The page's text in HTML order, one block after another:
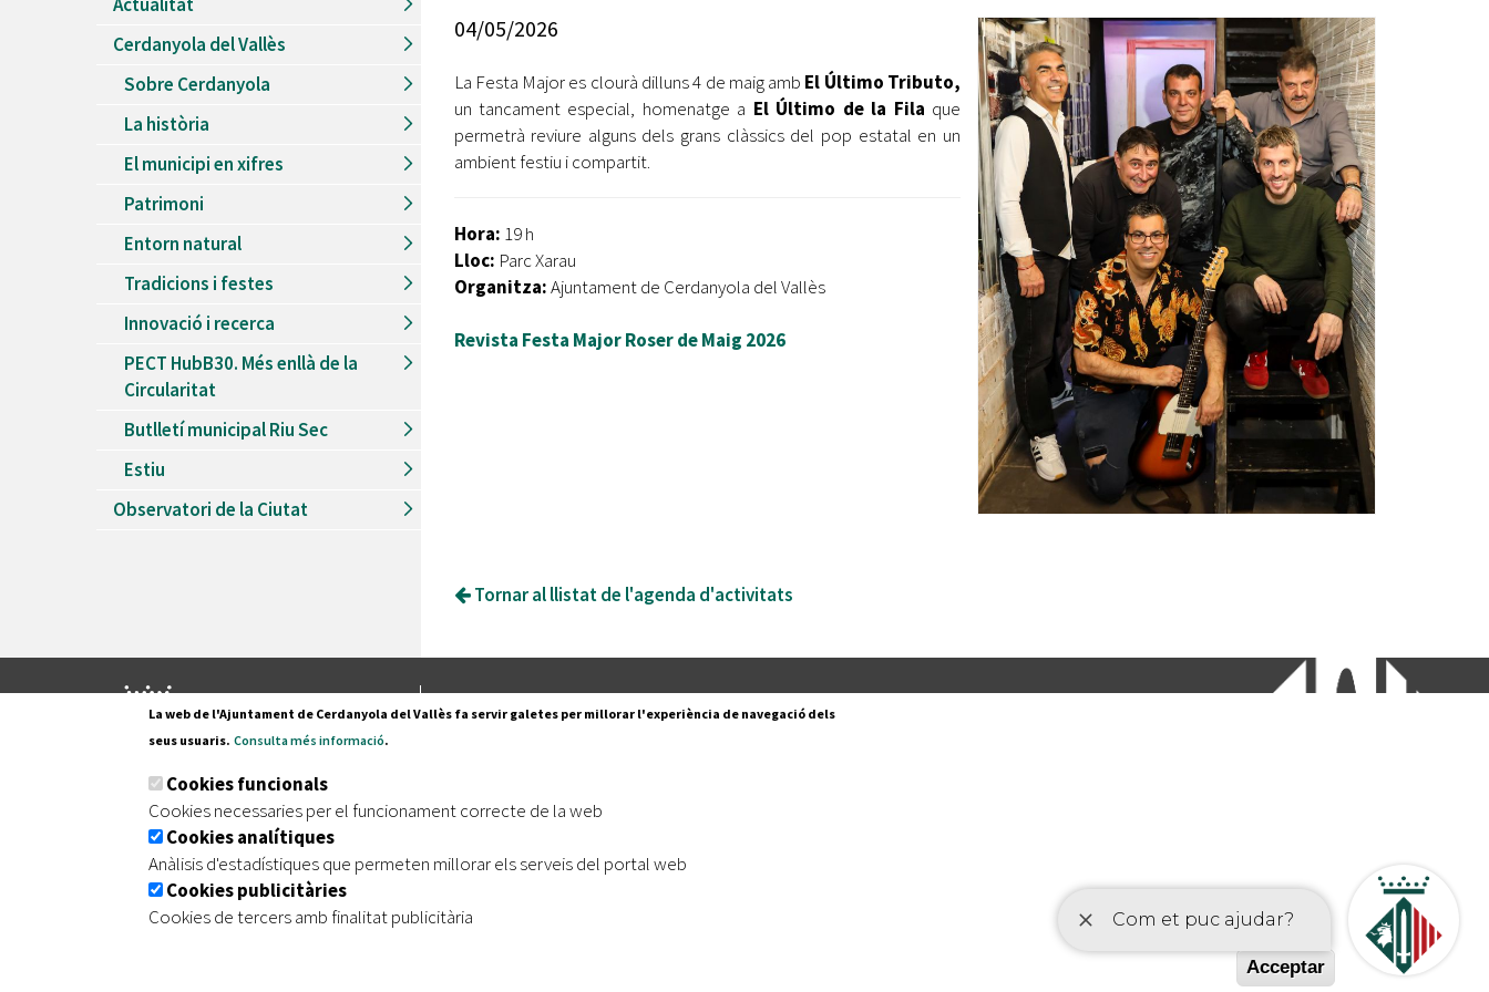
Recursos Humans
Ètica i Integritat
Retiment de Comptes
Accés a Informació Pública
Dades Obertes
Catàleg de Serveis i Tràmits
Del26/06/2026al30/08/2026
Patis oberts temporada d'estiu
Piscines d'estiu a Cerdanyola
Del01/06/2026al30/09/2026
Refugis climàtics a Cerdanyola
Jocs d'aigua del Parc Cordelles
Del01/07/2024al31/08/2026
Decorem! Conte 'La truita de nabius'
jove 2026
Cerdanyola opta a més de 5 milions d'euros del Pla de
Barris per transformar les Fontetes, Quatre Cantons i
l'entorn de l'avinguda Catalunya
El FIT presenta el cartell de la seva 16a edició i dona el
l'eclipsi solar
Entitats
Equipaments
Mercats Municipals
Webs Municipals
Cerdanyola del Vallès
Sobre Cerdanyola
La història
El municipi en xifres
Patrimoni
Entorn natural
Tradicions i festes
Innovació i recerca
PECT HubB30. Més enllà de la
Circularitat
Butlletí municipal Riu Sec
Estiu
Observatori de la Ciutat
04/05/2026
La Festa Major es clourà dilluns 4 de maig amb El Último Tributo,
un tancament especial, homenatge a El Último de la Fila que
permetrà reviure alguns dels grans clàssics del pop estatal en un
ambient festiu i compartit.
Hora: 19 h
Lloc: Parc Xarau
Organitza:Ajuntament de Cerdanyola del Vallès
Revista Festa Major Roser de Maig 2026
Tornar al llistat de l'agenda d'activitats
Pl. Francesc Layret, s/n
Segueix-nos a:
| Avís legal | Protecció de dades
La web de l'Ajuntament de Cerdanyola del Vallès fa servir galetes per millorar l'experiència de navegació dels
seus usuaris. Consulta més informació.
Cookies funcionals
Cookies necessaries per el funcionament correcte de la web
Cookies analítiques
Anàlisis d'estadístiques que permeten millorar els serveis del portal web
Cookies publicitàries
Cookies de tercers amb finalitat publicitària
Acceptar